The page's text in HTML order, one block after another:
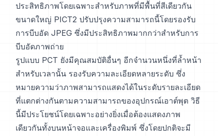
ประสิทธิภาพโดยเฉพาะสำหรับภาพที่มีพื้นที่สีเดียวกัน
ขนาดใหญ่ PICT2 ปรับปรุงความสามารถนี้โดยรองรับ
การบีบอัด JPEG ซึ่งมีประสิทธิภาพมากกว่าสำหรับการ
บีบอัดภาพถ่าย
รูปแบบ PCT ยังมีคุณสมบัติอื่นๆ อีกจำนวนหนึ่งที่ล้ำหน้า
สำหรับเวลานั้น รองรับความละเอียดหลายระดับ ซึ่ง
หมายความว่าภาพสามารถแสดงได้ในระดับรายละเอียด
ที่แตกต่างกันตามความสามารถของอุปกรณ์เอาต์พุต วิธี
นี้มีประโยชน์โดยเฉพาะอย่างยิ่งเมื่อต้องแสดงภาพ
เดียวกันทั้งบนหน้าจอและเครื่องพิมพ์ ซึ่งโดยปกติจะมี